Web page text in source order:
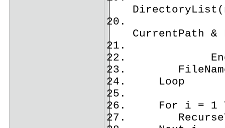
CurrentPath &
End
Loop
For i = 1